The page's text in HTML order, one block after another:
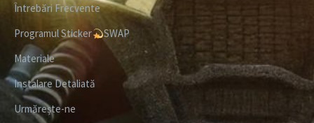
Întrebări Frecvente
Programul Sticker
SWAP
Materiale
Instalare Detaliată
Urmărește-ne